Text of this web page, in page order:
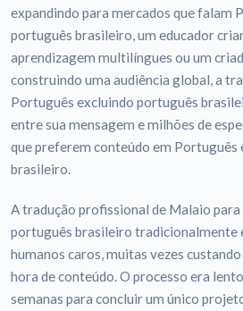
expandindo para mercados que falam
português brasileiro, um educador
aprendizagem multilíngues ou um
construindo uma audiência global, a
Português excluindo português
entre sua mensagem e milhões de
que preferem conteúdo em Português
brasileiro.
A tradução profissional de Malaio
português brasileiro tradicionalmente
humanos caros, muitas vezes
hora de conteúdo. O processo era
semanas para concluir um único